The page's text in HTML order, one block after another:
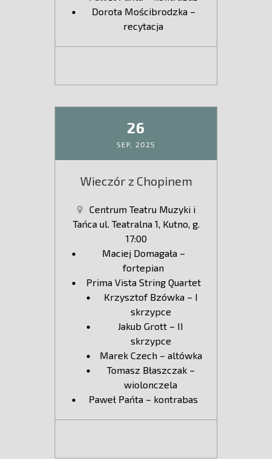
Dorota Mościbrodzka –
recytacja
26
SEP, 2025
Wieczór z Chopinem
Centrum Teatru Muzyki i
Tańca ul. Teatralna 1, Kutno, g.
17:00
Maciej Domagała –
fortepian
Prima Vista String Quartet
Krzysztof Bzówka – I
skrzypce
Jakub Grott – II
skrzypce
Marek Czech – altówka
Tomasz Błaszczak –
wiolonczela
Paweł Pańta – kontrabas